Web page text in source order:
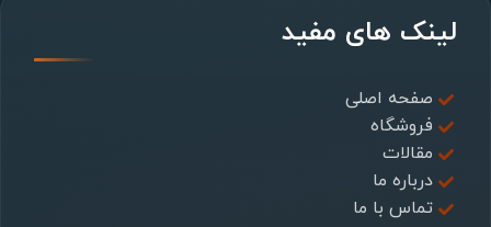
لینک های مفید
صفحه اصلی
فروشگاه
مقالات
درباره ما
تماس با ما